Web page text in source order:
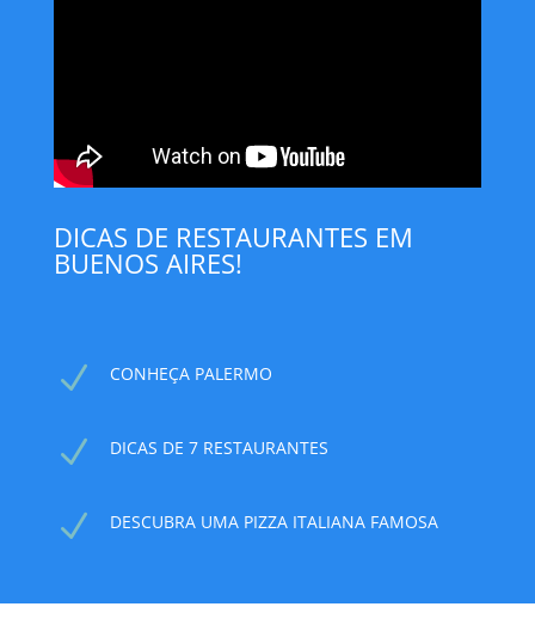
DICAS DE RESTAURANTES EM
BUENOS AIRES!
N CONHEÇA PALERMO
N DICAS DE 7 RESTAURANTES
N DESCUBRA UMA PIZZA ITALIANA FAMOSA